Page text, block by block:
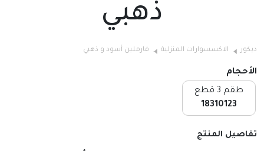
ذهبي
ديكور الاكسسوارات المنزلية فارملين أسود و ذهبي
الأحجام
طقم 3 قطع
18310123
تفاصيل المنتج